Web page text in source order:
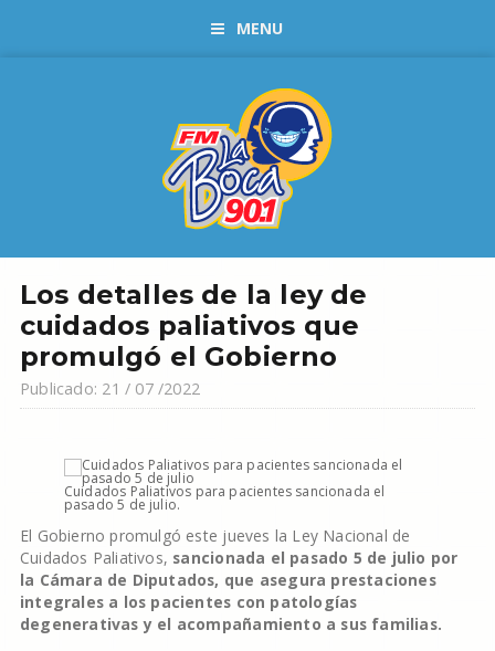
MENU
Los detalles de la ley de
cuidados paliativos que
promulgó el Gobierno
Publicado: 21 / 07 /2022
Cuidados Paliativos para pacientes sancionada el
pasado 5 de julio.
El Gobierno promulgó este jueves la Ley Nacional de
Cuidados Paliativos, sancionada el pasado 5 de julio por
la Cámara de Diputados, que asegura prestaciones
integrales a los pacientes con patologías
degenerativas y el acompañamiento a sus familias.